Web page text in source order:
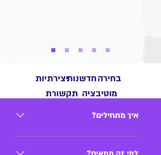
יצירתיותחדשנותבחירה
תקשורת מוטיבציה
איך מתחילים?
בוחרים במיומנות אותה אתה רוצים
ללמוד: נגינה בלכי מסוים, תאוריה, הלחנה,